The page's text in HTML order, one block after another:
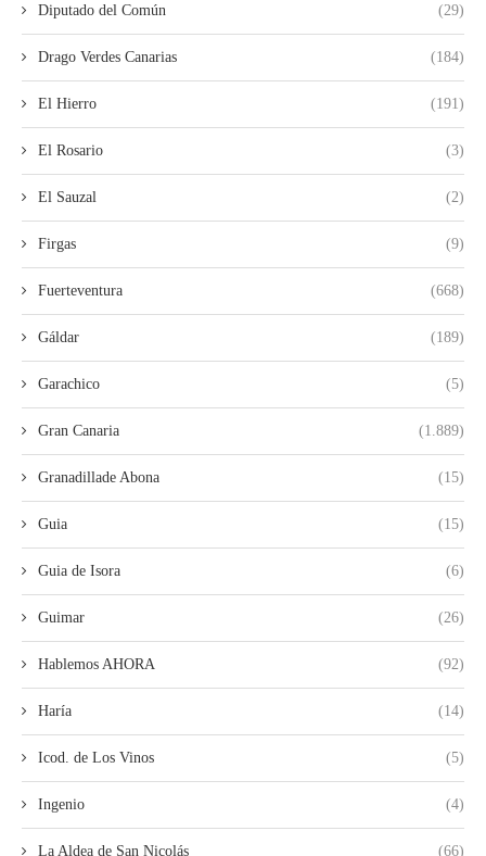
Diputado del Común (29)
Drago Verdes Canarias (184)
El Hierro (191)
El Rosario (3)
El Sauzal (2)
Firgas (9)
Fuerteventura (668)
Gáldar (189)
Garachico (5)
Gran Canaria (1.889)
Granadillade Abona (15)
Guia (15)
Guia de Isora (6)
Guimar (26)
Hablemos AHORA (92)
Haría (14)
Icod. de Los Vinos (5)
Ingenio (4)
La Aldea de San Nicolás (66)